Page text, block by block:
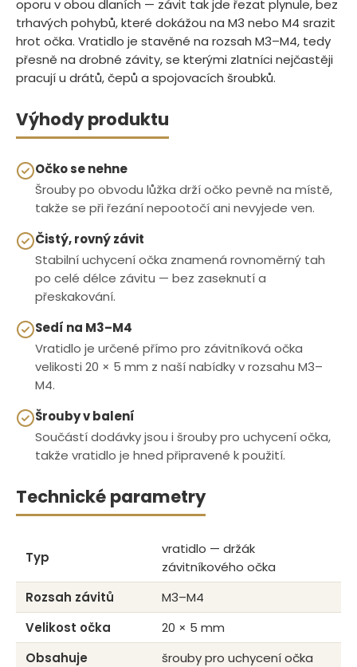
oporu v obou dlaních — závit tak jde řezat plynule, bez
trhavých pohybů, které dokážou na M3 nebo M4 srazit
hrot očka. Vratidlo je stavěné na rozsah M3–M4, tedy
přesně na drobné závity, se kterými zlatníci nejčastěji
pracují u drátů, čepů a spojovacích šroubků.
Výhody produktu
Očko se nehne
Šrouby po obvodu lůžka drží očko pevně na místě,
takže se při řezání nepootočí ani nevyjede ven.
Čistý, rovný závit
Stabilní uchycení očka znamená rovnoměrný tah
po celé délce závitu — bez zaseknutí a
přeskakování.
Sedí na M3–M4
Vratidlo je určené přímo pro závitníková očka
velikosti 20 × 5 mm z naší nabídky v rozsahu M3–
M4.
Šrouby v balení
Součástí dodávky jsou i šrouby pro uchycení očka,
takže vratidlo je hned připravené k použití.
Technické parametry
Typ
vratidlo — držák
závitníkového očka
Rozsah závitů
M3–M4
Velikost očka
20 × 5 mm
Obsahuje
šrouby pro uchycení očka